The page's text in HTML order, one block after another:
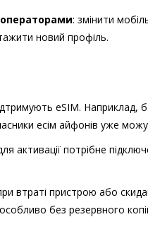
: змінити
новий профіль.
eSIM.
есім айфонів уже
активації потрібне
втраті пристрою або
без резервного